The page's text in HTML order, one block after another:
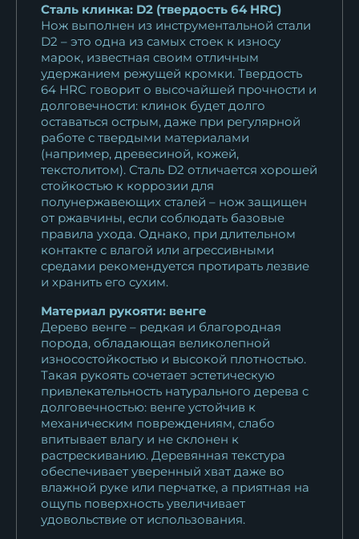
Сталь клинка: D2 (твердость 64 HRC)
Нож выполнен из инструментальной стали
D2 – это одна из самых стоек к износу
марок, известная своим отличным
удержанием режущей кромки. Твердость
64 HRC говорит о высочайшей прочности и
долговечности: клинок будет долго
оставаться острым, даже при регулярной
работе с твердыми материалами
(например, древесиной, кожей,
текстолитом). Сталь D2 отличается хорошей
стойкостью к коррозии для
полунержавеющих сталей – нож защищен
от ржавчины, если соблюдать базовые
правила ухода. Однако, при длительном
контакте с влагой или агрессивными
средами рекомендуется протирать лезвие
и хранить его сухим.
Материал рукояти: венге
Дерево венге – редкая и благородная
порода, обладающая великолепной
износостойкостью и высокой плотностью.
Такая рукоять сочетает эстетическую
привлекательность натурального дерева с
долговечностью: венге устойчив к
механическим повреждениям, слабо
впитывает влагу и не склонен к
растрескиванию. Деревянная текстура
обеспечивает уверенный хват даже во
влажной руке или перчатке, а приятная на
ощупь поверхность увеличивает
удовольствие от использования.